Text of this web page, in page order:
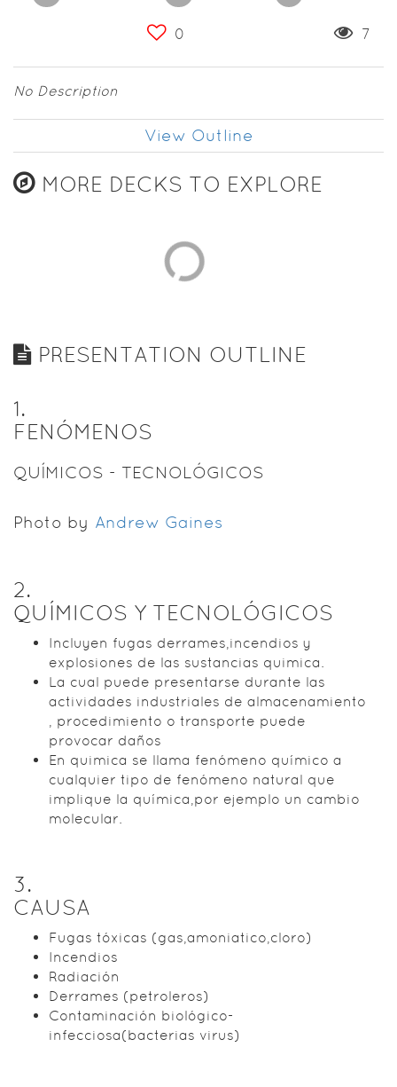
0 7
No Description
View Outline
MORE DECKS TO EXPLORE
PRESENTATION OUTLINE
1.
FENÓMENOS
QUÍMICOS - TECNOLÓGICOS
Photo by Andrew Gaines
2.
QUÍMICOS Y TECNOLÓGICOS
Incluyen fugas derrames,incendios y
explosiones de las sustancias quimica.
La cual puede presentarse durante las
actividades industriales de almacenamiento
, procedimiento o transporte puede
provocar daños
En quimica se llama fenómeno químico a
cualquier tipo de fenómeno natural que
implique la química,por ejemplo un cambio
molecular.
3.
CAUSA
Fugas tóxicas (gas,amoniatico,cloro)
Incendios
Radiación
Derrames (petroleros)
Contaminación biológico-
infecciosa(bacterias virus)